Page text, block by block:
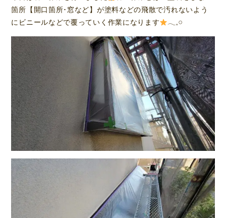
箇所【開口箇所･窓など】が塗料などの飛散で汚れないよう
にビニールなどで覆っていく作業になります
𓂃𓈒𓏸︎︎︎︎